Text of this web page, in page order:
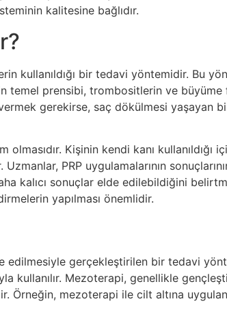
kalitesine bağlıdır.
kullanıldığı bir tedavi yöntemidir. Bu
temel prensibi, trombositlerin ve
gerekirse, saç dökülmesi yaşayan
Kişinin kendi kanı
PRP uygulamalarının
kalıcı sonuçlar elde edilebildiğini
yapılması önemlidir.
edilmesiyle gerçekleştirilen bir tedavi
kullanılır. Mezoterapi, genellikle
Örneğin, mezoterapi ile cilt altına